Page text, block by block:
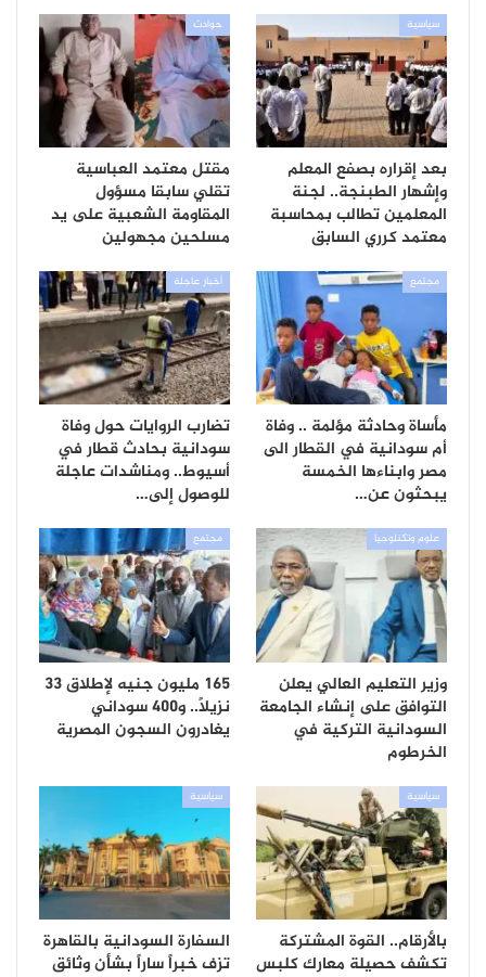
سياسية
بعد إقراره بصفع المعلم
وإشهار الطبنجة.. لجنة
المعلمين تطالب بمحاسبة
معتمد كرري السابق
حوادث
مقتل معتمد العباسية
تقلي سابقا مسؤول
المقاومة الشعبية على يد
مسلحين مجهولين
مجتمع
مأساة وحادثة مؤلمة .. وفاة
أم سودانية في القطار الى
مصر وابناءها الخمسة
يبحثون عن…
أخبار عاجلة
تضارب الروايات حول وفاة
سودانية بحادث قطار في
أسيوط.. ومناشدات عاجلة
للوصول إلى…
علوم وتكنلوجيا
وزير التعليم العالي يعلن
التوافق على إنشاء الجامعة
السودانية التركية في
الخرطوم
مجتمع
165 مليون جنيه لإطلاق 33
نزيلاً.. و400 سوداني
يغادرون السجون المصرية
سياسية
بالأرقام.. القوة المشتركة
تكشف حصيلة معارك كلبس
سياسية
السفارة السودانية بالقاهرة
تزف خبراً ساراً بشأن وثائق